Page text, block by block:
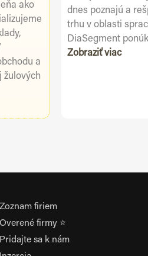
ako
a
žulových
dnes poznajú a
trhu v oblasti
DiaSegment
Zobraziť viac
Zoznam firiem
Overené firmy ⭐
Pridajte sa k nám